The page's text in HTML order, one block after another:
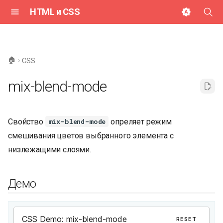
HTML и CSS
ц
а
л
🏠 CSS
mix-blend-mode
Свойство mix-blend-mode опреляет режим
смешивания цветов выбранного элемента с
низлежащими слоями.
Демо